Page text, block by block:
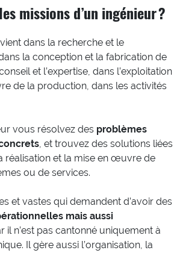
missions d’un ingénieur ?
dans la recherche et le
la conception et la fabrication de
et l’expertise, dans l’exploitation
de la production, dans les activités
vous résolvez des problèmes
, et trouvez des solutions liées
réalisation et la mise en œuvre de
ou de services.
et vastes qui demandent d’avoir des
mais aussi
il n’est pas cantonné uniquement à
Il gère aussi l’organisation, la